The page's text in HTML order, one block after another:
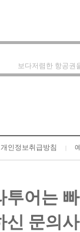
보다저렴한 항공권
개인정보취급방침
투어는
신 문의